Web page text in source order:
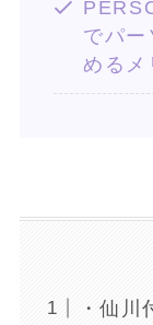
でパー
めるメ
・仙